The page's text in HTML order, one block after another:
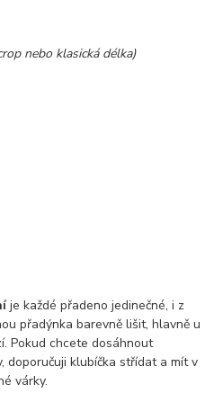
nebo klasická délka)
je každé přadeno jedinečné, i z
přadýnka barevně lišit, hlavně u
Pokud chcete dosáhnout
doporučuji klubíčka střídat a mít v
várky.